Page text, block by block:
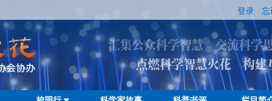
登录 忘
汇集公众科学智慧 交流科学
点燃科学智慧火花 构建